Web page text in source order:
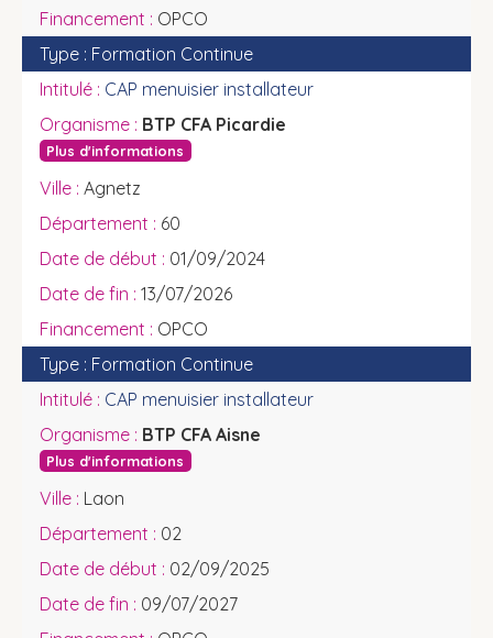
OPCO
Formation Continue
CAP menuisier installateur
BTP CFA Picardie
Plus d'informations
Agnetz
60
01/09/2024
13/07/2026
OPCO
Formation Continue
CAP menuisier installateur
BTP CFA Aisne
Plus d'informations
Laon
02
02/09/2025
09/07/2027